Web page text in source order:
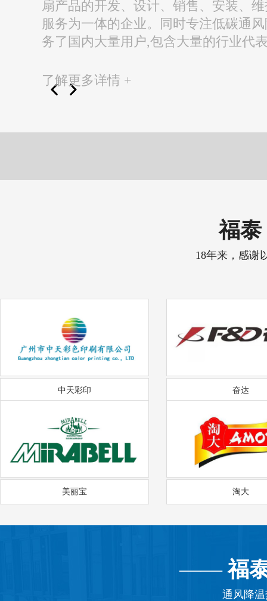
扇产品的开发、设计、销售、安装、
服务为一体的企业。同时专注低碳通
务了国内大量用户,包含大量的行业代
了解更多详情 +
福泰
18年来，感谢
中天彩印 奋达
美丽宝 淘大
——福
通风降